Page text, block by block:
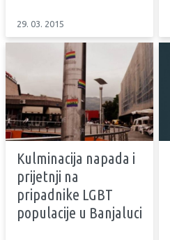
29. 03. 2015
Kulminacija napada i
prijetnji na
pripadnike LGBT
populacije u Banjaluci